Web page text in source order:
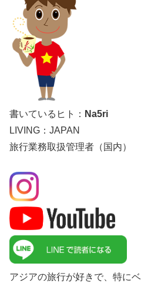
書いているヒト： Na5ri
LIVING：JAPAN
旅行業務取扱管理者（国内）
アジアの旅行が好きで、特に